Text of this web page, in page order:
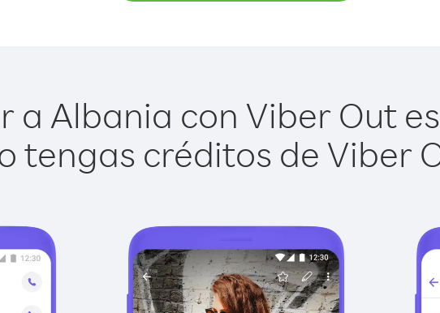
a Albania con Viber Out
tengas créditos de Viber